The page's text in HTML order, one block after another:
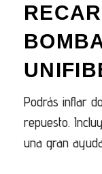
Podrás inflar
repuesto.
una gran